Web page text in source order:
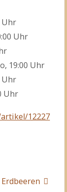
Uhr
Uhr
19:00 Uhr
Uhr
Uhr
12227